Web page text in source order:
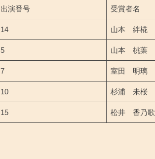
出演番号 受賞者名
14 山本 絆椛
5 山本 桃葉
7 室田 明璃
10 杉浦 未桜
15 松井 香乃歌